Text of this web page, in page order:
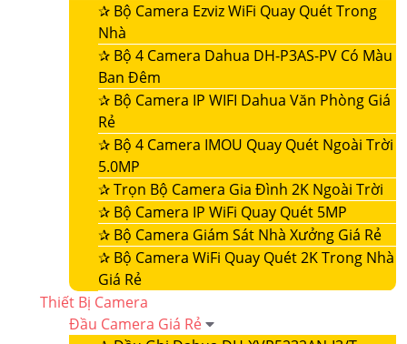
✰ Bộ Camera Ezviz WiFi Quay Quét Trong
Nhà
✰ Bộ 4 Camera Dahua DH-P3AS-PV Có Màu
Ban Đêm
✰ Bộ Camera IP WIFI Dahua Văn Phòng Giá
Rẻ
✰ Bộ 4 Camera IMOU Quay Quét Ngoài Trời
5.0MP
✰Trọn Bộ Camera Gia Đình 2K Ngoài Trời
✰ Bộ Camera IP WiFi Quay Quét 5MP
✰ Bộ Camera Giám Sát Nhà Xưởng Giá Rẻ
✰ Bộ Camera WiFi Quay Quét 2K Trong Nhà
Giá Rẻ
Thiết Bị Camera
Đầu Camera Giá Rẻ